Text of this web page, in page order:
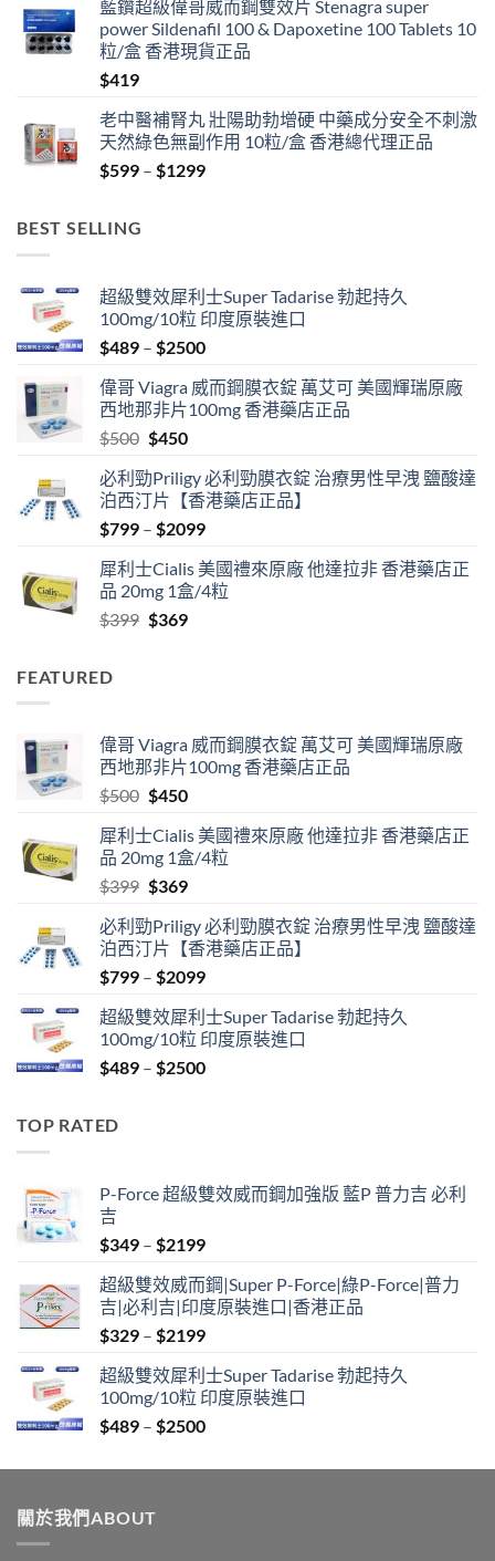
藍鑽超級偉哥威而鋼雙效片 Stenagra super
power Sildenafil 100 & Dapoxetine 100 Tablets 10
粒/盒 香港現貨正品
$419
老中醫補腎丸 壯陽助勃增硬 中藥成分安全不刺激
天然綠色無副作用 10粒/盒 香港總代理正品
$599 – $1299Price
BEST SELLING
超級雙效犀利士Super Tadarise 勃起持久
100mg/10粒 印度原裝進口
$489 – $2500Price
$489
through
偉哥 Viagra 威而鋼膜衣錠 萬艾可 美國輝瑞原廠
西地那非片100mg 香港藥店正品
$500 Original
was:
$500.
$450Current
is:
$450.
必利勁Priligy 必利勁膜衣錠 治療男性早洩 鹽酸達
泊西汀片【香港藥店正品】
$799 – $2099Price
$799
through
犀利士Cialis 美國禮來原廠 他達拉非 香港藥店正
品 20mg 1盒/4粒
$399 Original
$369Current
FEATURED
偉哥 Viagra 威而鋼膜衣錠 萬艾可 美國輝瑞原廠
西地那非片100mg 香港藥店正品
$500 Original
was:
$500.
$450Current
is:
$450.
犀利士Cialis 美國禮來原廠 他達拉非 香港藥店正
品 20mg 1盒/4粒
$399 Original
was:
$399.
$369Current
is:
$369.
必利勁Priligy 必利勁膜衣錠 治療男性早洩 鹽酸達
泊西汀片【香港藥店正品】
$799 – $2099Price
$799
through
$2099
超級雙效犀利士Super Tadarise 勃起持久
100mg/10粒 印度原裝進口
$489 – $2500Price
TOP RATED
P-Force 超級雙效威而鋼加強版 藍P 普力吉 必利
吉
$349 – $2199Price
$349
through
$2199
超級雙效威而鋼|Super P-Force|綠P-Force|普力
吉|必利吉|印度原裝進口|香港正品
$329 – $2199Price
$329
through
$2199
超級雙效犀利士Super Tadarise 勃起持久
100mg/10粒 印度原裝進口
$489 – $2500Price
$489
關於我們ABOUT